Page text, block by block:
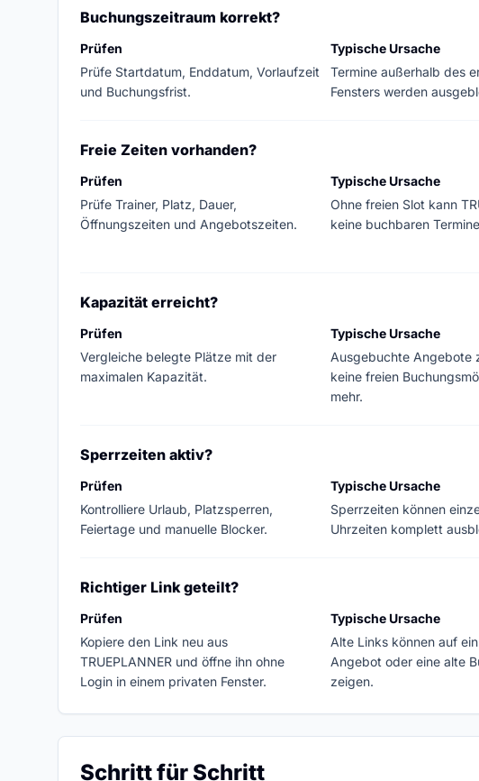
Buchungszeitraum korrekt?
Prüfen
Prüfe Startdatum, Enddatum, Vorlaufzeit
und Buchungsfrist.
Typische Ursache
Termine außerhalb des
Fensters werden
Freie Zeiten vorhanden?
Prüfen
Prüfe Trainer, Platz, Dauer,
Öffnungszeiten und Angebotszeiten.
Typische Ursache
Ohne freien Slot kann
keine buchbaren
Kapazität erreicht?
Prüfen
Vergleiche belegte Plätze mit der
maximalen Kapazität.
Typische Ursache
Ausgebuchte Angebote
keine freien
mehr.
Sperrzeiten aktiv?
Prüfen
Kontrolliere Urlaub, Platzsperren,
Feiertage und manuelle Blocker.
Typische Ursache
Sperrzeiten können
Uhrzeiten komplett
Richtiger Link geteilt?
Prüfen
Kopiere den Link neu aus
TRUEPLANNER und öffne ihn ohne
Login in einem privaten Fenster.
Typische Ursache
Alte Links können auf
Angebot oder eine alte
zeigen.
Schritt für Schritt